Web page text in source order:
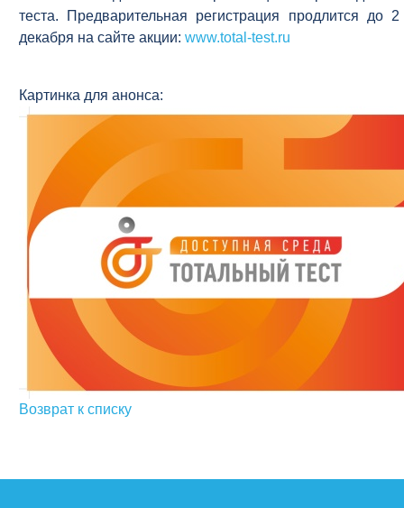
теста. Предварительная регистрация продлится до 2
декабря на сайте акции: www.total-test.ru
Картинка для анонса:
Возврат к списку